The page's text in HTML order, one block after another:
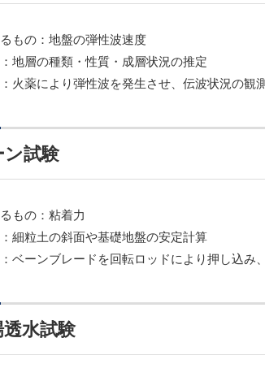
もの：地盤の弾性波速度
地層の種類・性質・成層状況の推定
火薬により弾性波を発生させ、伝波状況の観
ン試験
もの：粘着力
細粒土の斜面や基礎地盤の安定計算
ベーンブレードを回転ロッドにより押し込み
水試験